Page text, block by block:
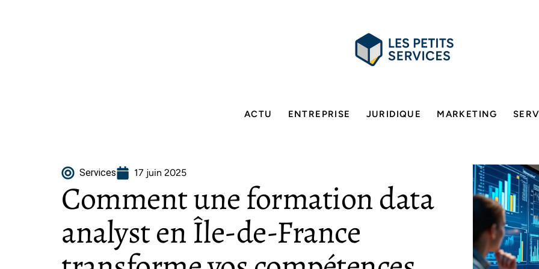
ACTU ENTREPRISE JURIDIQUE MARKETING
Services 17 juin 2025
Comment une formation data
analyst en Île-de-France